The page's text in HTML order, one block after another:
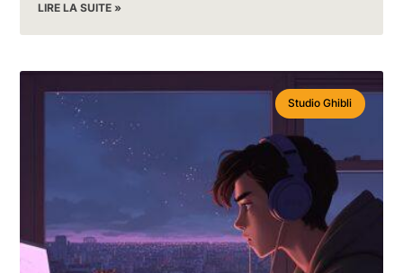
LIRE LA SUITE »
Studio Ghibli